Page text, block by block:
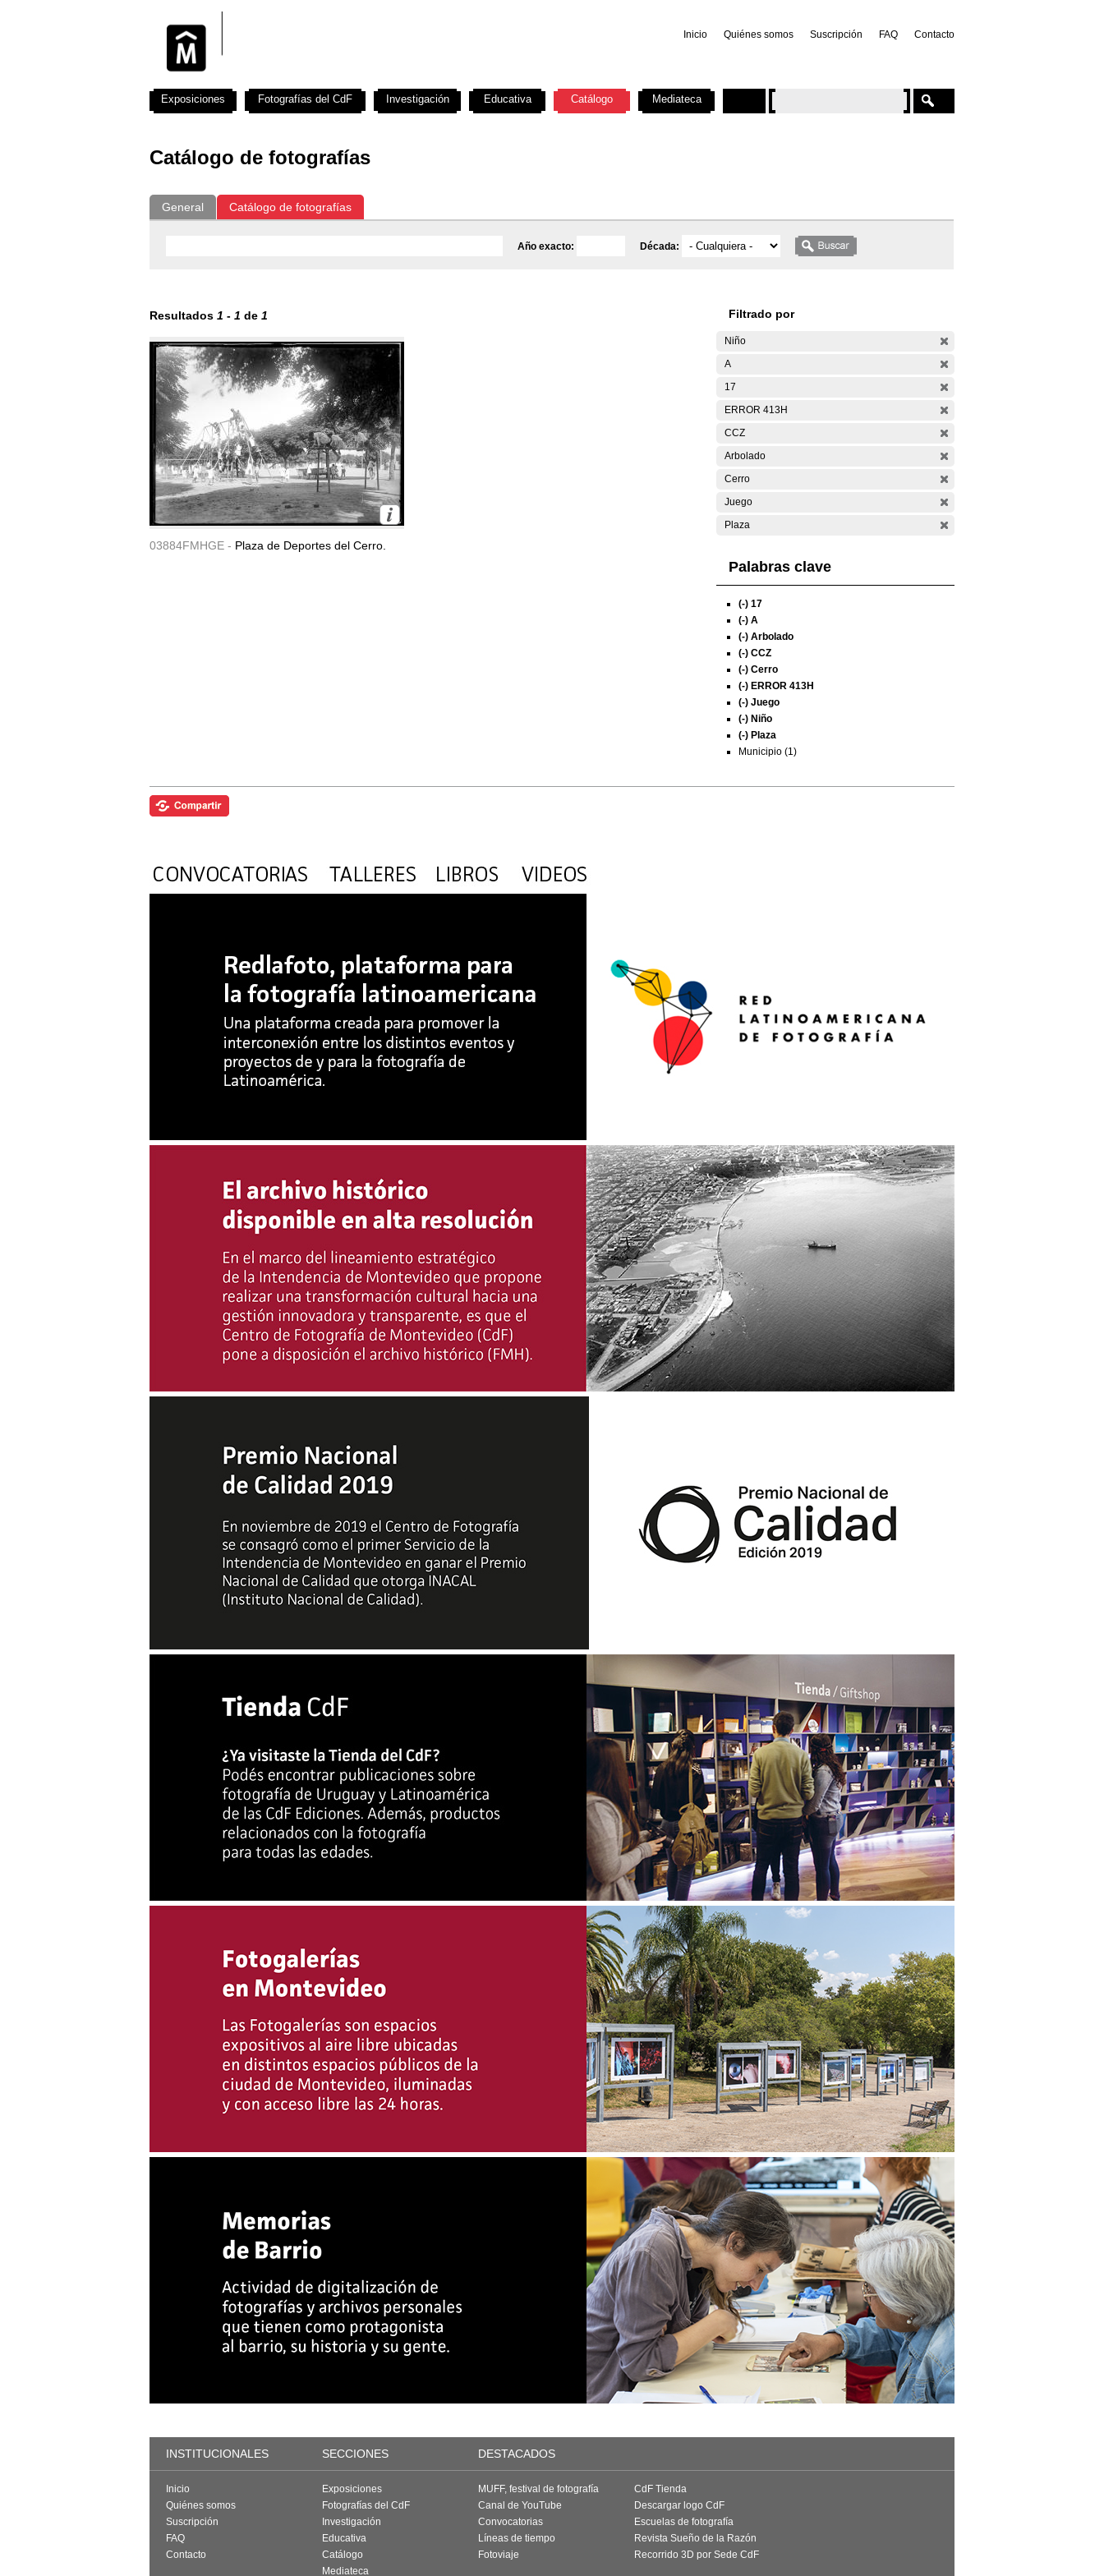
Inicio Quiénes somos Suscripción FAQ Contacto
Catálogo de fotografías
General Catálogo de fotografías
Año exacto: Década:
Resultados 1 - 1 de 1
03884FMHGE - Plaza de Deportes del Cerro.
Filtrado por
Niño
A
17
ERROR 413H
CCZ
Arbolado
Cerro
Juego
Plaza
Palabras clave
(-) 17
(-) A
(-) Arbolado
(-) CCZ
(-) Cerro
(-) ERROR 413H
(-) Juego
(-) Niño
(-) Plaza
Municipio (1)
Exposiciones Fotografías del CdF Investigación Educativa Catálogo Mediateca
INSTITUCIONALES SECCIONES DESTACADOS
Inicio
Quiénes somos
Suscripción
FAQ
Contacto
Exposiciones
Fotografías del CdF
Investigación
Educativa
Catálogo
Mediateca
MUFF, festival de fotografía
Canal de YouTube
Convocatorias
Líneas de tiempo
Fotoviaje
CdF Tienda
Descargar logo CdF
Escuelas de fotografía
Revista Sueño de la Razón
Recorrido 3D por Sede CdF